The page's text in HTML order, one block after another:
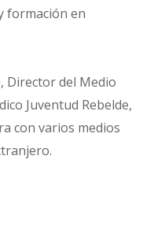
formación en
Director del Medio
Juventud Rebelde,
con varios medios